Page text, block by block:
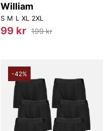
William
S M L XL 2XL
99 kr 199 kr
-42%